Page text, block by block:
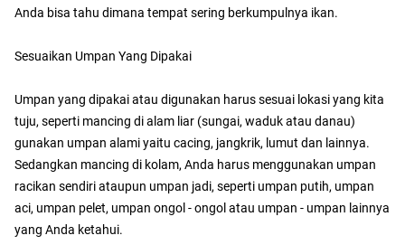
Anda bisa tahu dimana tempat sering berkumpulnya ikan.
Sesuaikan Umpan Yang Dipakai
Umpan yang dipakai atau digunakan harus sesuai lokasi yang kita
tuju, seperti mancing di alam liar (sungai, waduk atau danau)
gunakan umpan alami yaitu cacing, jangkrik, lumut dan lainnya.
Sedangkan mancing di kolam, Anda harus menggunakan umpan
racikan sendiri ataupun umpan jadi, seperti umpan putih, umpan
aci, umpan pelet, umpan ongol - ongol atau umpan - umpan lainnya
yang Anda ketahui.